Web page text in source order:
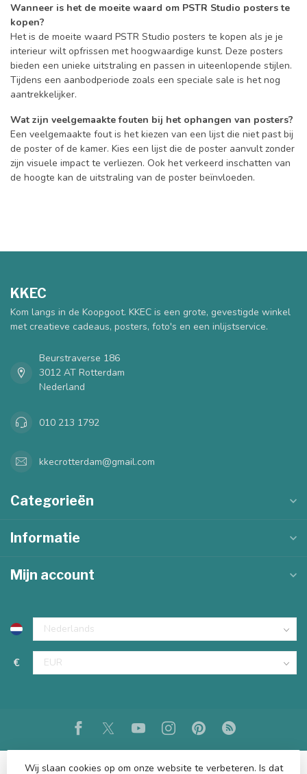
Wanneer is het de moeite waard om PSTR Studio posters te
kopen?
Het is de moeite waard PSTR Studio posters te kopen als je je
interieur wilt opfrissen met hoogwaardige kunst. Deze posters
bieden een unieke uitstraling en passen in uiteenlopende stijlen.
Tijdens een aanbodperiode zoals een speciale sale is het nog
aantrekkelijker.
Wat zijn veelgemaakte fouten bij het ophangen van posters?
Een veelgemaakte fout is het kiezen van een lijst die niet past bij
de poster of de kamer. Kies een lijst die de poster aanvult zonder
zijn visuele impact te verliezen. Ook het verkeerd inschatten van
de hoogte kan de uitstraling van de poster beïnvloeden.
KKEC
Kom langs in de Koopgoot. KKEC is een grote, gevestigde winkel
met creatieve cadeaus, posters, foto's en een inlijstservice.
Beurstraverse 186
3012 AT Rotterdam
Nederland
010 213 1792
kkecrotterdam@gmail.com
Categorieën
Informatie
Mijn account
€
Wij slaan cookies op om onze website te verbeteren. Is dat